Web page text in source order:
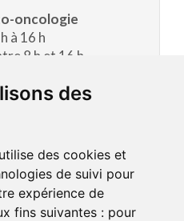
des
des cookies et
de suivi pour
expérience de
fins suivantes : pour
oncologie
à 16 h
8 h et 16 h
Rouge
oncologie
16 h
8 h et 16 h